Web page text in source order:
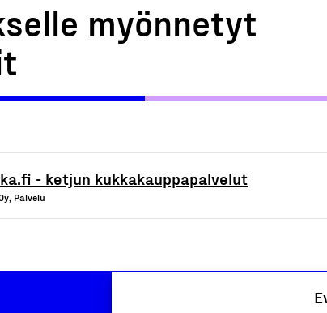
myönnetyt
- ketjun kukkakauppapalvelut
Palvelu